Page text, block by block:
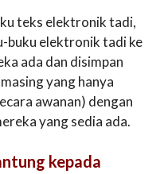
teks elektronik tadi,
buku elektronik tadi ke
ada dan disimpan
yang hanya
awanan) dengan
yang sedia ada.
kepada